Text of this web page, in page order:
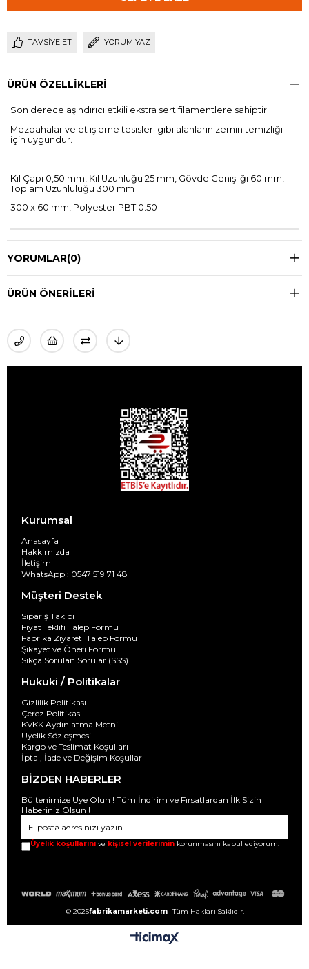
TAVSIYE ET YORUM YAZ
ÜRÜN ÖZELLIKLERI
Son derece aşındırıcı etkili ekstra sert filamentlere sahiptir.
Mezbahalar ve et işleme tesisleri gibi alanların zemin temizliği
için uygundur.
Kıl Çapı 0,50 mm, Kıl Uzunluğu 25 mm, Gövde Genişliği 60 mm,
Toplam Uzunluluğu 300 mm
300 x 60 mm, Polyester PBT 0.50
YORUMLAR(0)
ÜRÜN ÖNERILERI
Kurumsal
Anasayfa
Hakkımızda
İletişim
WhatsApp : 0547 519 71 48
Müşteri Destek
Sipariş Takibi
Fiyat Teklifi Talep Formu
Fabrika Ziyareti Talep Formu
Şikayet ve Öneri Formu
Sıkça Sorulan Sorular (SSS)
Hukuki / Politikalar
Gizlilik Politikası
Çerez Politikası
KVKK Aydınlatma Metni
Üyelik Sözleşmesi
Kargo ve Teslimat Koşulları
İptal, İade ve Değişim Koşulları
BİZDEN HABERLER
Bültenimize Üye Olun ! Tüm İndirim ve Fırsatlardan İlk Sizin
Haberiniz Olsun !
GÖNDER
Üyelik koşullarını ve kişisel verilerimin korunmasını kabul ediyorum.
© 2025fabrikamarketi.com- Tüm Hakları Saklıdır.